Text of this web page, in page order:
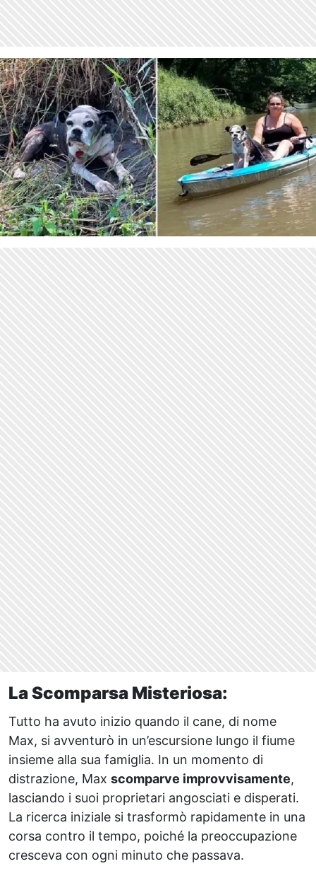
La Scomparsa Misteriosa:
Tutto ha avuto inizio quando il cane, di nome
Max, si avventurò in un’escursione lungo il fiume
insieme alla sua famiglia. In un momento di
distrazione, Max scomparve improvvisamente,
lasciando i suoi proprietari angosciati e disperati.
La ricerca iniziale si trasformò rapidamente in una
corsa contro il tempo, poiché la preoccupazione
cresceva con ogni minuto che passava.